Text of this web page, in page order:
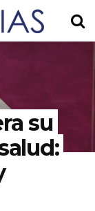
su